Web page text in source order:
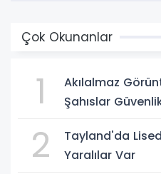
Çok Okunanlar
1
Akılalmaz
Şahıslar
2
Tayland'da
Yaralılar Var